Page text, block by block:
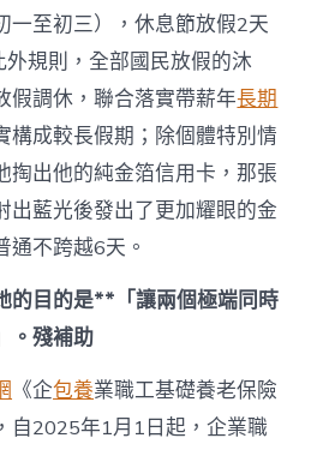
甜
心
專
包
養
網
起，
一
批
將
開
施〉
中
一至初三），休息節放假2天
外規則，全部國民放假的沐
假調休，聯合落實帶薪年長期
構成較長假期；除個體特別情
掏出他的純金箔信用卡，那張
出藍光後發出了更加耀眼的金
通不跨越6天。
的目的是**「讓兩個極端同時
。殘補助
《企包養業職工基礎養老保險
自2025年1月1日起，企業職